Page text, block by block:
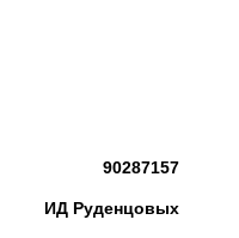
90287157
ИД Руденцовых